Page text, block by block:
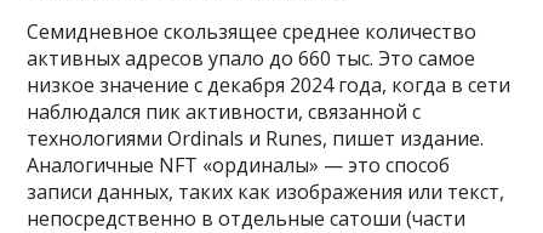
Семидневное скользящее среднее количество
активных адресов упало до 660 тыс. Это самое
низкое значение с декабря 2024 года, когда в сети
наблюдался пик активности, связанной с
технологиями Ordinals и Runes, пишет издание.
Аналогичные NFT «ординалы» — это способ
записи данных, таких как изображения или текст,
непосредственно в отдельные сатоши (части